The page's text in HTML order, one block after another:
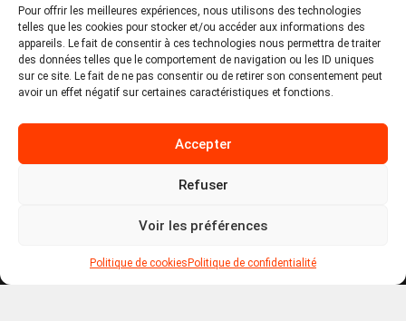
Pour offrir les meilleures expériences, nous utilisons des technologies
telles que les cookies pour stocker et/ou accéder aux informations des
appareils. Le fait de consentir à ces technologies nous permettra de traiter
des données telles que le comportement de navigation ou les ID uniques
sur ce site. Le fait de ne pas consentir ou de retirer son consentement peut
avoir un effet négatif sur certaines caractéristiques et fonctions.
Accepter
Refuser
Voir les préférences
Politique de cookies Politique de confidentialité
contact@logiciels-etiquettes.com
09 71 37 25 93
Politique de cookies